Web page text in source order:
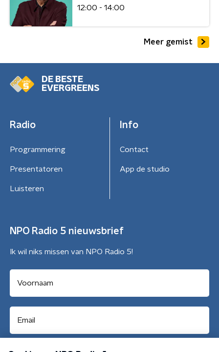
12:00 - 14:00
Meer gemist
DE BESTE
EVERGREENS
Radio
Programmering
Presentatoren
Luisteren
Info
Contact
App de studio
NPO Radio 5 nieuwsbrief
Ik wil niks missen van NPO Radio 5!